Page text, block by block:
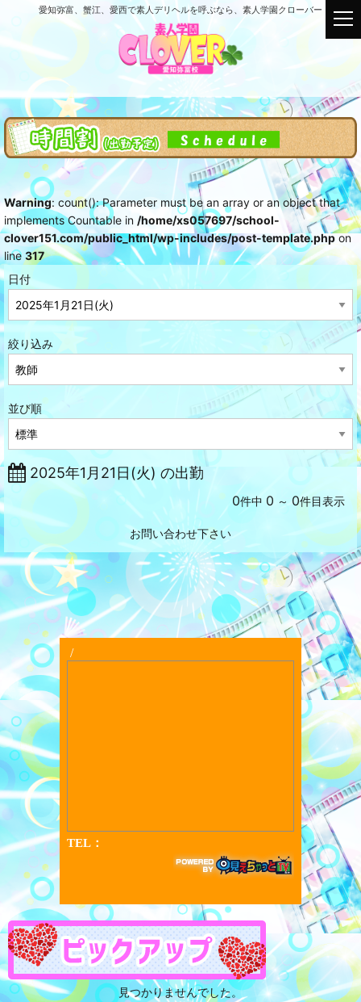
愛知弥富、蟹江、愛西で素人デリヘルを呼ぶなら、素人学園クローバー
Warning: count(): Parameter must be an array or an object that
implements Countable in /home/xs057697/school-
clover151.com/public_html/wp-includes/post-template.phpon
line 317
日付
絞り込み
並び順
2025年1月21日(火) の出勤
0件中 0 ～ 0件目表示
お問い合わせ下さい
見つかりませんでした。
t
o
e
n
a
v
i
g
a
t
i